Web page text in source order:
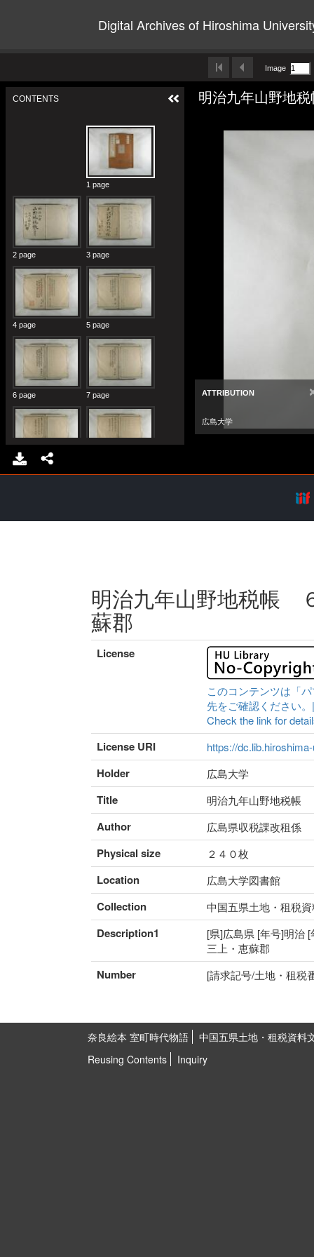
Digital Archives of Hiroshima
明治九年山野地税帳
蘇郡
License
このコンテンツは「
先をご確認ください
Check the link for
License URI https://
Holder 広島大学
Title 明治九年山野地税帳
Author 広島県収税課改租係
Physical size ２４０枚
Location 広島大学図書館
Collection 中国五県土地・租税
Description1
[県]広島県 [年号]明治
三上・恵蘇郡
Number [請求記号/土地・租税
奈良絵本 室町時代物語
中国五県土地・租税資料
Reusing Contents
Inquiry